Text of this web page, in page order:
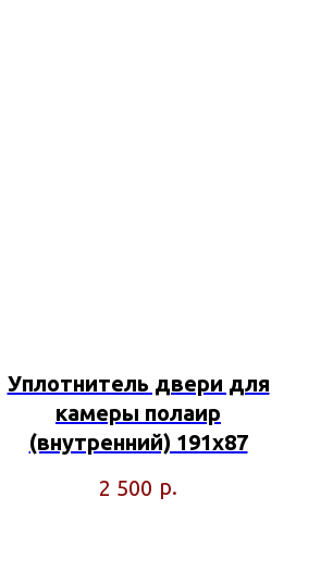
Уплотнитель двери для
камеры полаир
(внутренний) 191х87
2 500 р.